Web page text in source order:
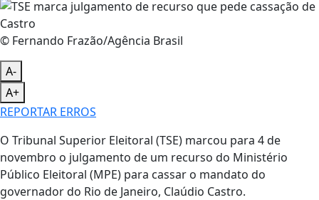
© Fernando Frazão/Agência Brasil
A-
A+
REPORTAR ERROS
O Tribunal Superior Eleitoral (TSE) marcou para 4 de
novembro o julgamento de um recurso do Ministério
Público Eleitoral (MPE) para cassar o mandato do
governador do Rio de Janeiro, Claúdio Castro.